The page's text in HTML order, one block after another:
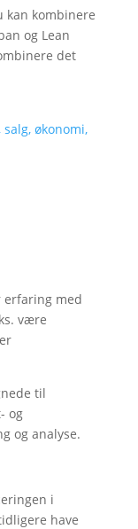
kan kombinere
og Lean
det
erfaring med
være
til
og
og analyse.
i
have